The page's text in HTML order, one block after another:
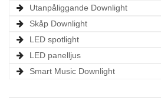
Utanpåliggande Downlight
Skåp Downlight
LED spotlight
LED panelljus
Smart Music Downlight